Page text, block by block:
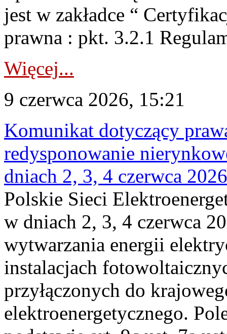
jest w zakładce “
prawna : pkt. 3.2.1
Więcej...
9 czerwca 2026, 15:21
Komunikat dotyczący
redysponowanie
dniach 2, 3, 4 czerwca 2026
Polskie Sieci
w dniach 2, 3, 4 czerwca
wytwarzania energii
instalacjach
przyłączonych do
elektroenergetycznego.